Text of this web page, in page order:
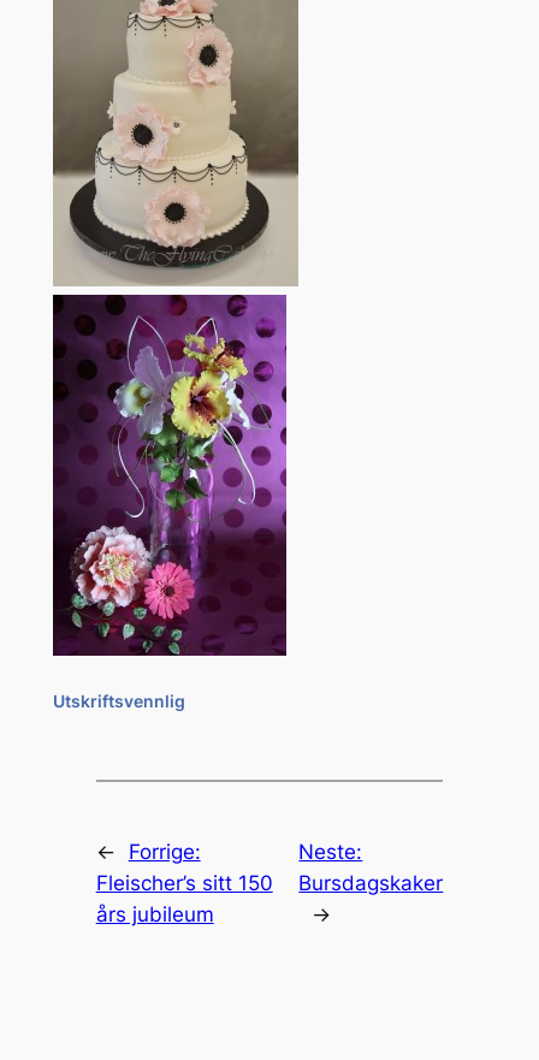
Utskriftsvennlig
←
Forrige:
Fleischer’s sitt 150
års jubileum
Neste:
Bursdagskaker
→